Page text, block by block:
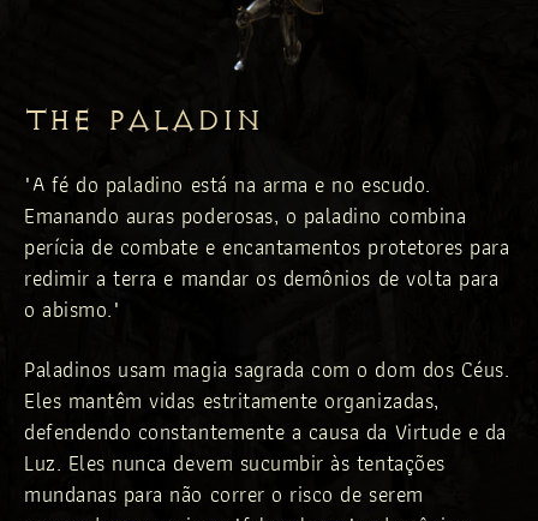
THE PALADIN
"A fé do paladino está na arma e no escudo.
Emanando auras poderosas, o paladino combina
perícia de combate e encantamentos protetores para
redimir a terra e mandar os demônios de volta para
o abismo."
Paladinos usam magia sagrada com o dom dos Céus.
Eles mantêm vidas estritamente organizadas,
defendendo constantemente a causa da Virtude e da
Luz. Eles nunca devem sucumbir às tentações
mundanas para não correr o risco de serem